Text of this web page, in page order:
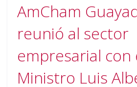
AmCham
reunió al sector
empresarial con
Ministro Luis